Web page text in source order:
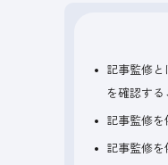
記事監修
を確認する
記事監修
記事監修